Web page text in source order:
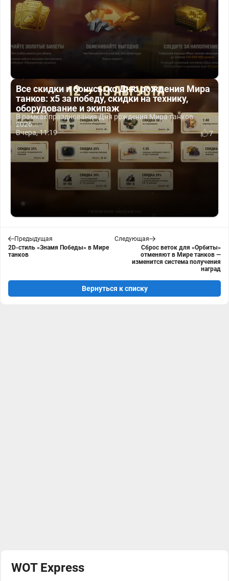
Все скидки и бонусы ко Дню рождения Мира
танков: x5 за победу, скидки на технику,
оборудование и экипаж
В рамках празднования Дня рождения Мира танков
2026...
Вчера, 11:19
7
Предыдущая
2D-стиль «Знамя Победы» в Мире
танков
Следующая
Сброс веток для «Орбиты»
отменяют в Мире танков —
изменится система получения
наград
Вернуться к списку
WOT Express